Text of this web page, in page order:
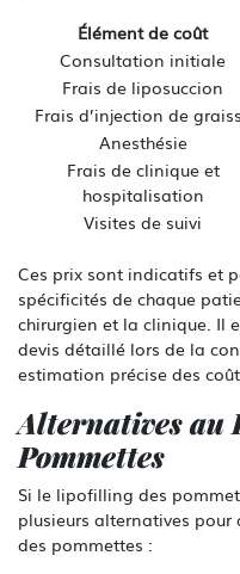
Élément de coût
Consultation initiale
Frais de liposuccion
Frais d’injection de
Anesthésie
Frais de clinique et
hospitalisation
Visites de suivi
Ces prix sont indicatifs et
spécificités de chaque
chirurgien et la clinique. Il
devis détaillé lors de la
estimation précise des
Alternatives au
Pommettes
Si le lipofilling des
plusieurs alternatives
des pommettes :